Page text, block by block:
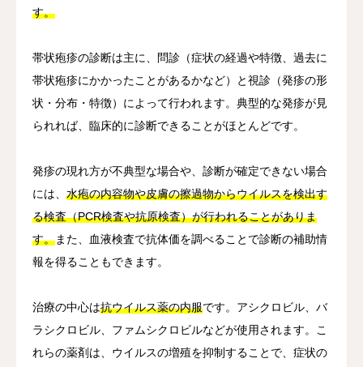
す。
帯状疱疹の診断は主に、問診（症状の経過や特徴、過去に
帯状疱疹にかかったことがあるかなど）と視診（発疹の形
状・分布・特徴）によって行われます。典型的な発疹が見
られれば、臨床的に診断できることがほとんどです。
発疹の現れ方が不典型な場合や、診断が確定できない場合
には、 水疱の内容物や皮膚の擦過物からウイルスを検出す
る検査（PCR検査や抗原検査）が行われることがありま
す。また、血液検査で抗体価を調べることで診断の補助情
報を得ることもできます。
治療の中心は抗ウイルス薬の内服です。アシクロビル、バ
ラシクロビル、ファムシクロビルなどが使用されます。こ
れらの薬剤は、ウイルスの増殖を抑制することで、症状の